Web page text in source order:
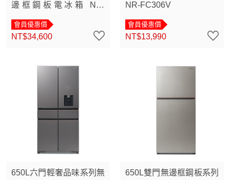
邊框鋼板電冰箱 NR-
會員優惠價
NT$34,600
NR-FC306V
會員優惠價
NT$13,990
650L六門輕奢品味系列無
650L雙門無邊框鋼板系列